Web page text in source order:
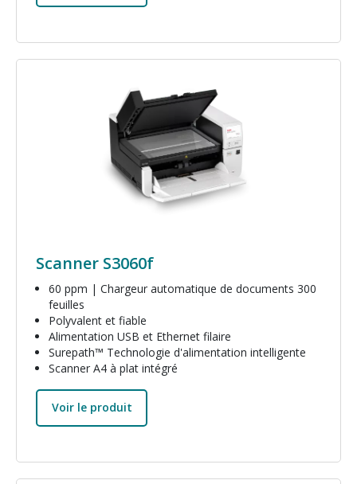
Image
Scanner S3060f
60 ppm | Chargeur automatique de documents 300
feuilles
Polyvalent et fiable
Alimentation USB et Ethernet filaire
Surepath™ Technologie d'alimentation intelligente
Scanner A4 à plat intégré
Voir le produit